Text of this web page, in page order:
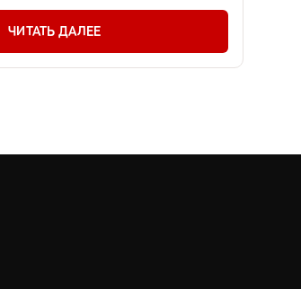
ЧИТАТЬ ДАЛЕЕ